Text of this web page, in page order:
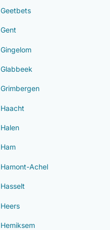
Geetbets
Gent
Gingelom
Glabbeek
Grimbergen
Haacht
Halen
Ham
Hamont-Achel
Hasselt
Heers
Hemiksem